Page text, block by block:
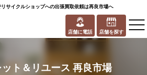
サイクルショップへの出張買取依頼は再良市場へ
店舗に電話 店舗を探す
ト＆リユース 再良市場